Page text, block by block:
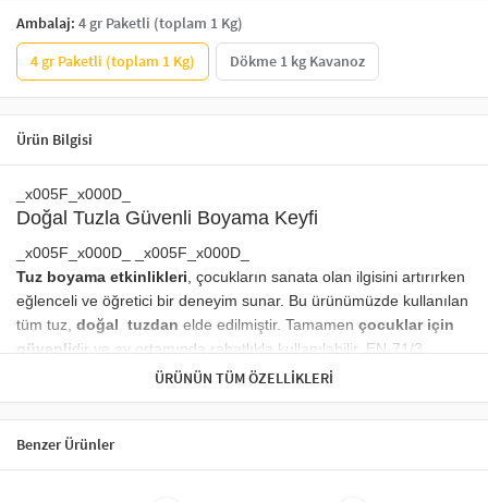
Ambalaj: 4 gr Paketli (toplam 1 Kg)
4 gr Paketli (toplam 1 Kg)
Dökme 1 kg Kavanoz
Ürün Bilgisi
_x005F_x000D_
Doğal Tuzla Güvenli Boyama Keyfi
_x005F_x000D_ _x005F_x000D_
Tuz boyama etkinlikleri, çocukların sanata olan ilgisini artırırken
eğlenceli ve öğretici bir deneyim sunar. Bu ürünümüzde kullanılan
tüm tuz, doğal tuzdan elde edilmiştir. Tamamen çocuklar için
güvenlidir ve ev ortamında rahatlıkla kullanılabilir. EN-71/3
Sertifikalı Renkli Tuzlar
_x005F_x000D_ _x005F_x000D_
uluslararası güvenlik standardı, çocukların temas ettiği her
ÜRÜNÜN TÜM ÖZELLIKLERI
Benzer Ürünler